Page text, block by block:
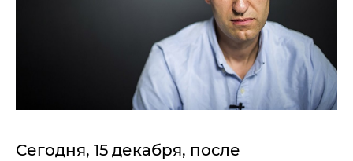
Сегодня, 15 декабря, после